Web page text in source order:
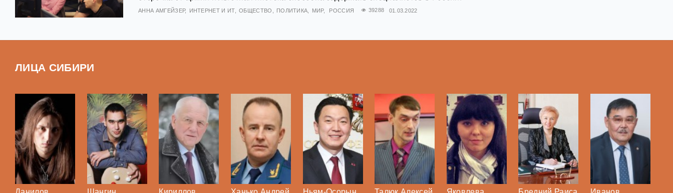
АННА АМГЕЙЗЕР ИНТЕРНЕТ И ИТ ОБЩЕСТВО ПОЛИТИКА МИР РОССИЯ 39288 01.03.2022
ЛИЦА СИБИРИ